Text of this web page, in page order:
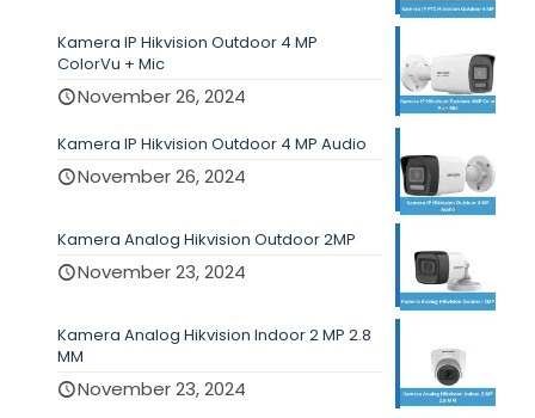
Kamera IP Hikvision Outdoor 4 MP
ColorVu + Mic
November 26, 2024
Kamera IP Hikvision Outdoor 4 MP Audio
November 26, 2024
Kamera Analog Hikvision Outdoor 2MP
November 23, 2024
Kamera Analog Hikvision Indoor 2 MP 2.8
MM
November 23, 2024